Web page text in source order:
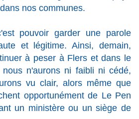
nos communes.
pouvoir garder une parole
et légitime. Ainsi, demain,
à peser à Flers et dans le
n'aurons ni faibli ni cédé,
vu clair, alors même que
opportunément de Le Pen
un ministère ou un siège de